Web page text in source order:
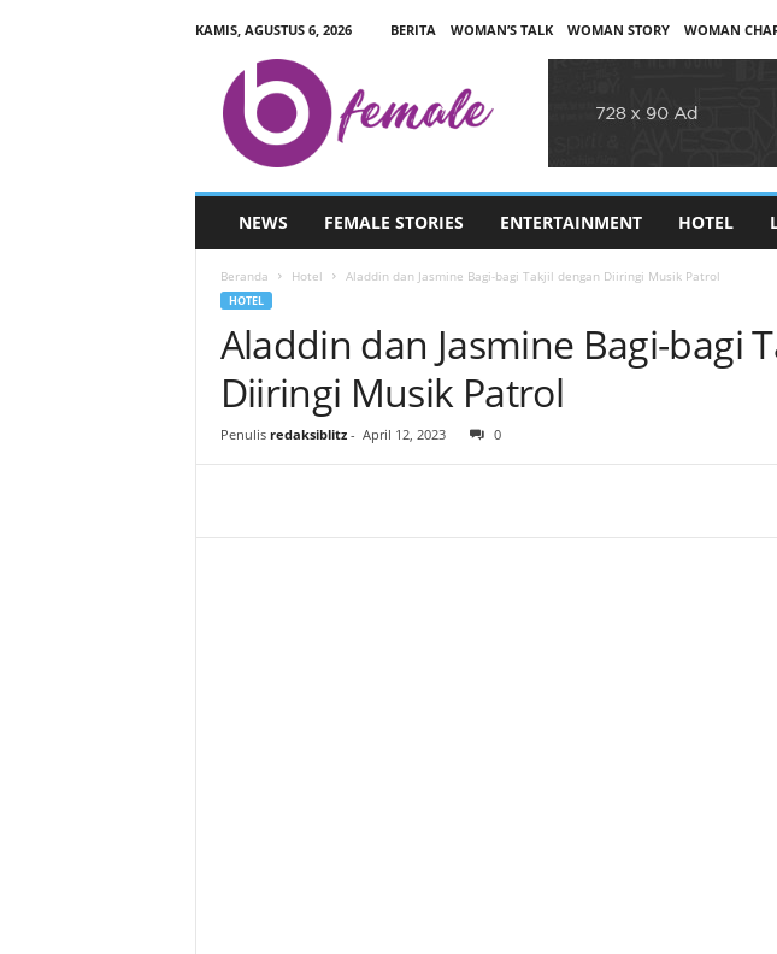
KAMIS, AGUSTUS 6, 2026 BERITA WOMAN’S TALK WOMAN STORY WOMAN
NEWS FEMALE STORIES ENTERTAINMENT HOTEL
Beranda Hotel Aladdin dan Jasmine Bagi-bagi Takjil dengan Diiringi Musik Patrol
HOTEL
Aladdin dan Jasmine Bagi-bagi
Diiringi Musik Patrol
Penulis redaksiblitz- April 12, 2023 0